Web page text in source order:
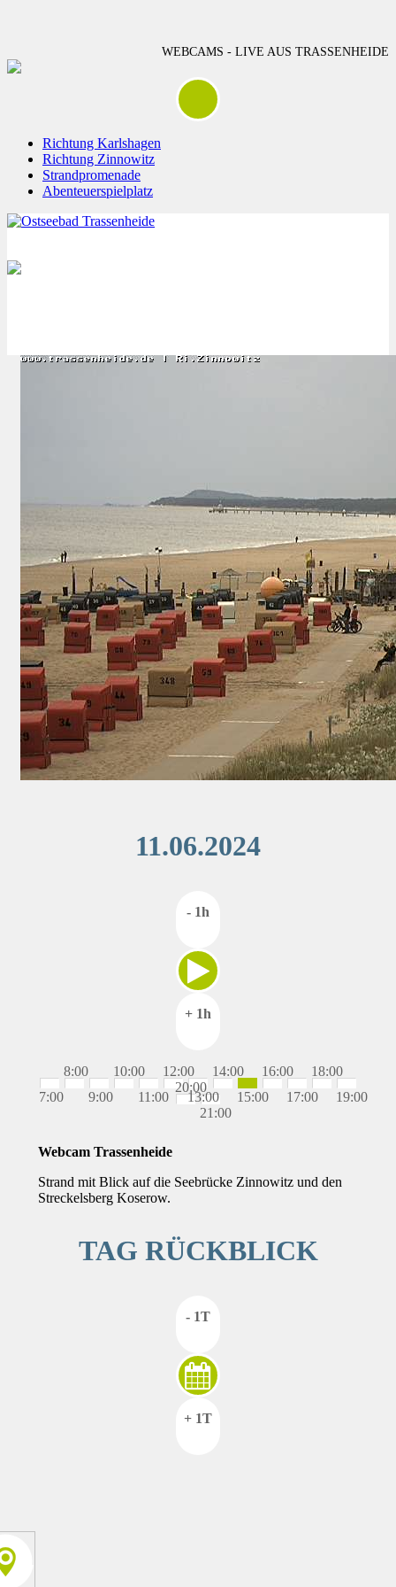
WEBCAMS - LIVE AUS TRASSENHEIDE
Richtung Karlshagen
Richtung Zinnowitz
Strandpromenade
Abenteuerspielplatz
11.06.2024
- 1h
+ 1h
7:00
8:00
9:00
10:00
11:00
12:00
13:00
14:00
15:00
16:00
17:00
18:00
19:00
20:00
21:00
Webcam Trassenheide
Strand mit Blick auf die Seebrücke Zinnowitz und den
Streckelsberg Koserow.
TAG RÜCKBLICK
- 1T
+ 1T